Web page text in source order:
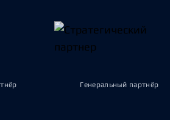
Генеральный партнёр